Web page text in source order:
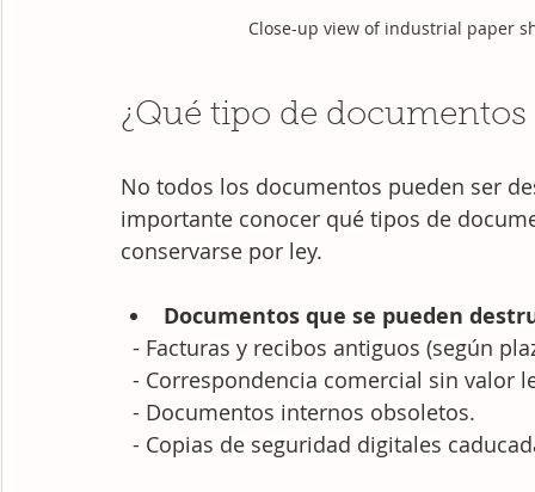
Close-up view of industrial paper
¿Qué tipo de documentos
No todos los documentos pueden ser
importante conocer qué tipos de
conservarse por ley.
Documentos que se pueden
- Facturas y recibos antiguos (según
- Correspondencia comercial sin valor
  - Documentos internos obsoletos.
- Copias de seguridad digitales